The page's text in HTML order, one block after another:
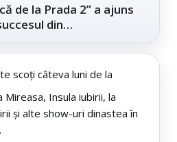
de la Prada 2” a ajuns
din
scoți câteva luni de la
Insula iubirii, la
și alte show-uri dinastea în